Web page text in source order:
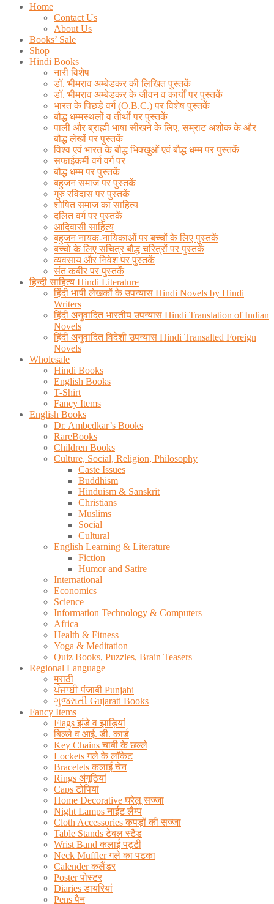
Home
Contact Us
About Us
Books’ Sale
Shop
Hindi Books
नारी विशेष
डॉ. भीमराव अम्बेडकर की लिखित पुस्तकें
डॉ. भीमराव अम्बेडकर के जीवन व कार्यों पर पुस्तकें
भारत के पिछड़े वर्ग (O.B.C.) पर विशेष पुस्तकें
बौद्ध धम्मस्थलों व तीर्थों पर पुस्तकें
पाली और ब्राह्मी भाषा सीखने के लिए, सम्राट अशोक के और
बौद्ध लेखों पर पुस्तकें
विश्व एवं भारत के बौद्ध भिक्खुओं एवं बौद्ध धम्म पर पुस्तकें
सफाईकर्मी वर्ग वर्ग पर
बौद्ध धम्म पर पुस्तकें
बहुजन समाज पर पुस्तकें
गुरु रविदास पर पुस्तकें
शोषित समाज का साहित्य
दलित वर्ग पर पुस्तकें
आदिवासी साहित्य
बहुजन नायक-नायिकाओं पर बच्चों के लिए पुस्तकें
बच्चो के लिए सचित्र बौद्ध चरित्रों पर पुस्तकें
व्यवसाय और निवेश पर पुस्तकें
संत कबीर पर पुस्तकें
हिन्दी साहित्य Hindi Literature
हिंदी भाषी लेखकों के उपन्यास Hindi Novels by Hindi
Writers
हिंदी अनुवादित भारतीय उपन्यास Hindi Translation of Indian
Novels
हिंदी अनुवादित विदेशी उपन्यास Hindi Transalted Foreign
Novels
Wholesale
Hindi Books
English Books
T-Shirt
Fancy Items
English Books
Dr. Ambedkar’s Books
RareBooks
Children Books
Culture, Social, Religion, Philosophy
Caste Issues
Buddhism
Hinduism & Sanskrit
Christians
Muslims
Social
Cultural
English Learning & Literature
Fiction
Humor and Satire
International
Economics
Science
Information Technology & Computers
Africa
Health & Fitness
Yoga & Meditation
Quiz Books, Puzzles, Brain Teasers
Regional Language
मराठी
ਪੰਜਾਬੀ पंजाबी Punjabi
ગુજરાતી Gujarati Books
Fancy Items
Flags झंडे व झाड़ियां
बिल्ले व आई. डी. कार्ड
Key Chains चाबी के छल्ले
Lockets गले के लॉकेट
Bracelets कलाई चेन
Rings अंगूठियां
Caps टोपियां
Home Decorative घरेलू सज्जा
Night Lamps नाईट लैम्प
Cloth Accessories कपड़ों की सज्जा
Table Stands टेबल स्टैंड
Wrist Band कलाई पट्टी
Neck Muffler गले का पटका
Calender कलैंडर
Poster पोस्टर
Diaries डायरियां
Pens पैन